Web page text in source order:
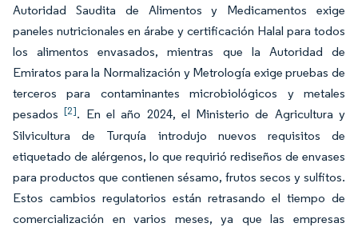
Autoridad Saudita de Alimentos y Medicamentos exige
paneles nutricionales en árabe y certificación Halal para todos
los alimentos envasados, mientras que la Autoridad de
Emiratos para la Normalización y Metrología exige pruebas de
terceros para contaminantes microbiológicos y metales
pesados[2]. En el año 2024, el Ministerio de Agricultura y
Silvicultura de Turquía introdujo nuevos requisitos de
etiquetado de alérgenos, lo que requirió rediseños de envases
para productos que contienen sésamo, frutos secos y sulfitos.
Estos cambios regulatorios están retrasando el tiempo de
comercialización en varios meses, ya que las empresas